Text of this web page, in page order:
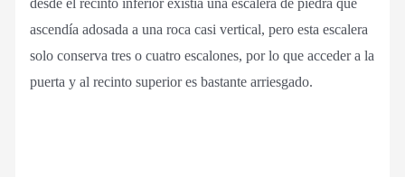
ascendía adosada a una roca casi vertical, pero esta escalera
solo conserva tres o cuatro escalones, por lo que acceder a la
puerta y al recinto superior es bastante arriesgado.